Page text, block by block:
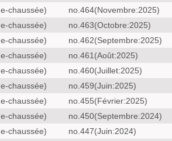
chaussée) no.464(Novembre:2025)
chaussée) no.463(Octobre:2025)
chaussée) no.462(Septembre:2025)
chaussée) no.461(Août:2025)
chaussée) no.460(Juillet:2025)
chaussée) no.459(Juin:2025)
chaussée) no.455(Février:2025)
chaussée) no.450(Septembre:2024)
chaussée) no.447(Juin:2024)